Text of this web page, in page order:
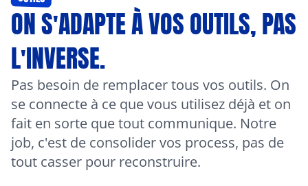
ON S'ADAPTE À VOS OUTILS, PAS
L'INVERSE.
Pas besoin de remplacer tous vos outils. On
se connecte à ce que vous utilisez déjà et on
fait en sorte que tout communique. Notre
job, c'est de consolider vos process, pas de
tout casser pour reconstruire.